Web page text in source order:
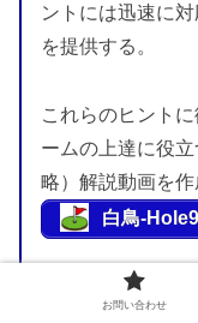
ントには迅速に
を提供する。
これらのヒント
ームの上達に役
略）解説動画を作
白鳥-Hole9
◆◆（白鳥コー
お問い合わせ